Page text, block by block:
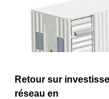
Retour sur
réseau en